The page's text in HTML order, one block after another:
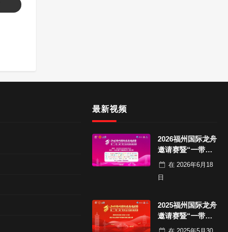
最新视频
2026福州国际龙舟
邀请赛暨“一带一
路”青年龙舟国际
在 2026年6月18
日
2025福州国际龙舟
邀请赛暨“一带一
路” 青年龙舟国际